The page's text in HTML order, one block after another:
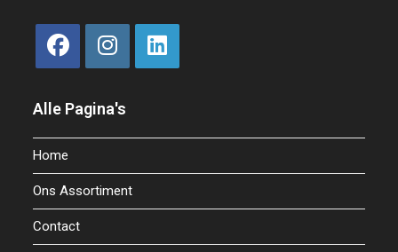
Alle Pagina's
Home
Ons Assortiment
Contact